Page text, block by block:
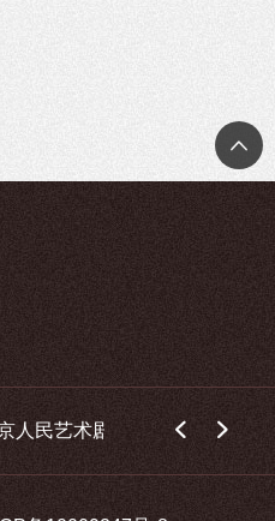
人民艺术剧院 中国华录